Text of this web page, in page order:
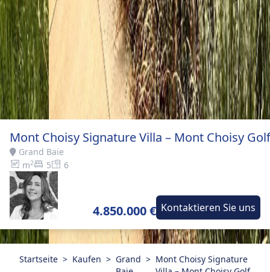
Mont Choisy Signature Villa – Mont Choisy
Grand Baie
m2 5 6
4.850.000 € Kontaktieren Sie uns
Startseite > Kaufen > Grand > Mont Choisy Signature